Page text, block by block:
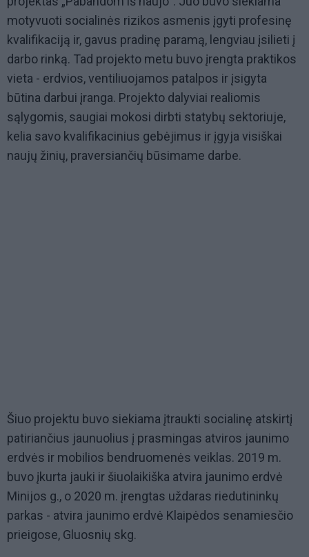
motyvuoti socialinės rizikos asmenis įgyti profesinę
kvalifikaciją ir, gavus pradinę paramą, lengviau įsilieti į
darbo rinką. Tad projekto metu buvo įrengta praktikos
vieta - erdvios, ventiliuojamos patalpos ir įsigyta
būtina darbui įranga. Projekto dalyviai realiomis
sąlygomis, saugiai mokosi dirbti statybų sektoriuje,
kelia savo kvalifikacinius gebėjimus ir įgyja visiškai
naujų žinių, praversiančių būsimame darbe.
Šiuo projektu buvo siekiama įtraukti socialinę atskirtį
patiriančius jaunuolius į prasmingas atviros jaunimo
erdvės ir mobilios bendruomenės veiklas. 2019 m.
buvo įkurta jauki ir šiuolaikiška atvira jaunimo erdvė
Minijos g., o 2020 m. įrengtas uždaras riedutininkų
parkas - atvira jaunimo erdvė Klaipėdos senamiesčio
prieigose, Gluosnių skg.